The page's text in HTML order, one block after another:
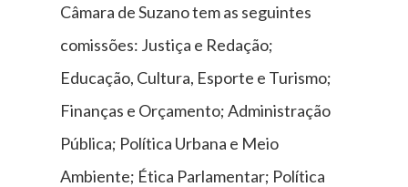
Câmara de Suzano tem as seguintes
comissões: Justiça e Redação;
Educação, Cultura, Esporte e Turismo;
Finanças e Orçamento; Administração
Pública; Política Urbana e Meio
Ambiente; Ética Parlamentar; Política